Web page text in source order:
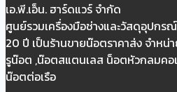
เอ.พี.เอ็น. ฮาร์ดแวร์ จำกัด
ศูนย์รวมเครื่องมือช่างและวัสดุอุปกร
20 ปี เป็นร้านขายน๊อตราคาส่ง จำห
รูน๊อต ,น๊อตสแตนเลส น็อตหัวกลมคอ
น๊อตต่อเรือ